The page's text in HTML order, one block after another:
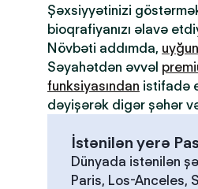
Şəxsiyyətinizi
bioqrafiyanızı əlavə
Növbəti addımda,
Səyahətdən əvvəl
funksiyasından istifadə
dəyişərək digər şəhər
İstənilən yerə
Dünyada istənilən
Paris, Los-Anceles,